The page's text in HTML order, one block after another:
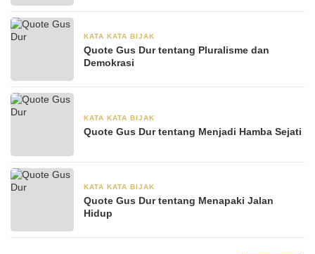
KATA KATA BIJAK
Quote Gus Dur tentang Pluralisme dan
Demokrasi
KATA KATA BIJAK
Quote Gus Dur tentang Menjadi Hamba Sejati
KATA KATA BIJAK
Quote Gus Dur tentang Menapaki Jalan
Hidup